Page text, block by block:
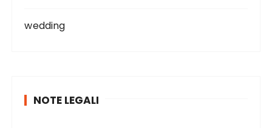
wedding
NOTE LEGALI